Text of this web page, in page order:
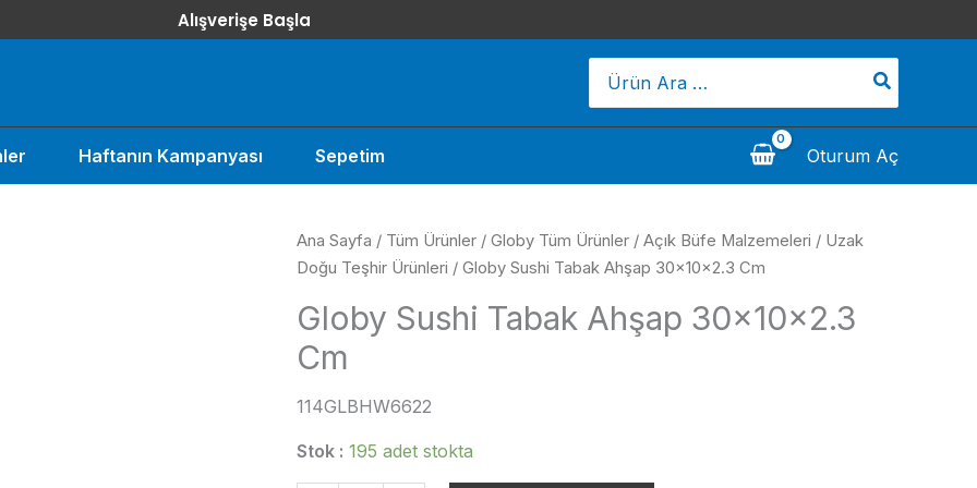
Alışverişe Başla
Search
for:
Haftanın Kampanyası Sepetim Oturum Aç
Ana Sayfa / Tüm Ürünler / Globy Tüm Ürünler / Açık Büfe Malzemeleri / Uzak
Doğu Teşhir Ürünleri / Globy Sushi Tabak Ahşap 30x10x2.3 Cm
Globy Sushi Tabak Ahşap 30x10x2.3
Cm
114GLBHW6622
Stok : 195 adet stokta